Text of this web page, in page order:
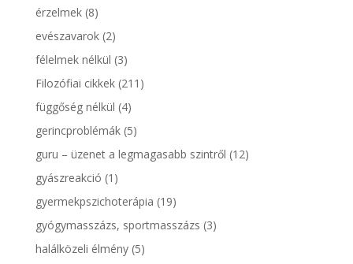
érzelmek(8)
evészavarok(2)
félelmek nélkül (3)
Filozófiai cikkek(211)
függőség nélkül (4)
gerincproblémák(5)
guru – üzenet a legmagasabb szintről (12)
gyászreakció (1)
gyermekpszichoterápia (19)
gyógymasszázs, sportmasszázs (3)
halálközeli élmény(5)